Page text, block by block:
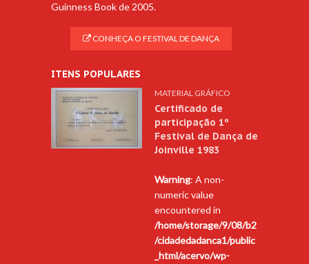
Guinness Book de 2005.
CONHEÇA O FESTIVAL DE DANÇA
ITENS POPULARES
MATERIAL GRÁFICO
Certificado de
participação 1º
Festival de Dança de
Joinville 1983
Warning: A non-
numeric value
encountered in
/home/storage/9/08/b2
/cidadedadanca1/public
_html/acervo/wp-